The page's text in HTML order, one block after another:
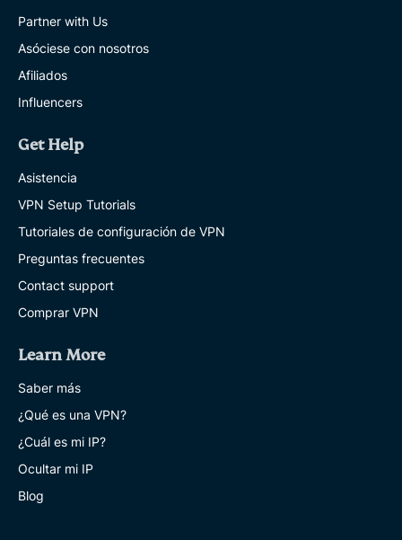
Partner with Us
Asóciese con nosotros
Afiliados
Influencers
Get Help
Asistencia
VPN Setup Tutorials
Tutoriales de configuración de VPN
Preguntas frecuentes
Contact support
Comprar VPN
Learn More
Saber más
¿Qué es una VPN?
¿Cuál es mi IP?
Ocultar mi IP
Blog